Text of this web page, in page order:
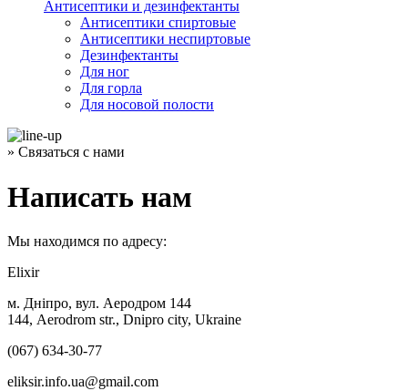
Антисептики и дезинфектанты
Антисептики спиртовые
Антисептики неспиртовые
Дезинфектанты
Для ног
Для горла
Для носовой полости
» Связаться с нами
Написать нам
Мы находимся по адресу:
Elixir
м. Дніпро, вул. Аеродром 144
144, Aerodrom str., Dnipro city, Ukraine
(067) 634-30-77
eliksir.info.ua@gmail.com